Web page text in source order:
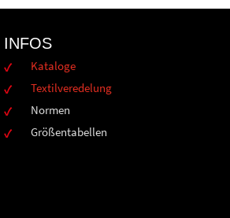
INFOS
Kataloge
Textilveredelung
Normen
Größentabellen